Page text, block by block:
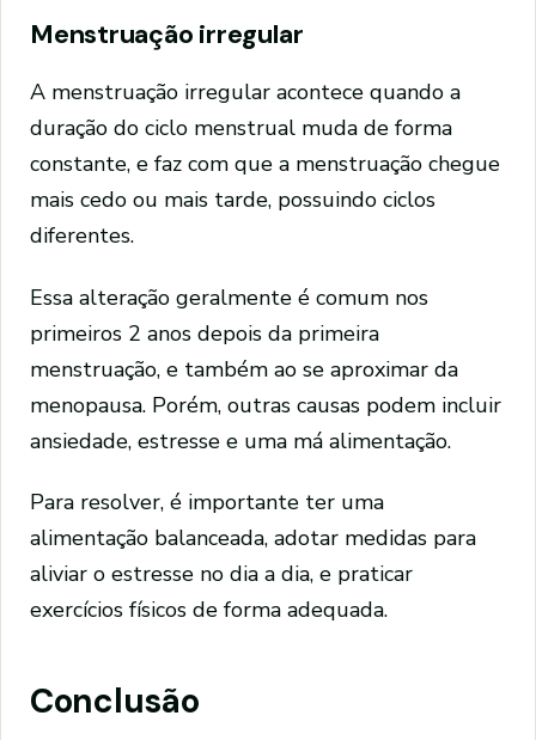
Menstruação irregular
A menstruação irregular acontece quando a
duração do ciclo menstrual muda de forma
constante, e faz com que a menstruação chegue
mais cedo ou mais tarde, possuindo ciclos
diferentes.
Essa alteração geralmente é comum nos
primeiros 2 anos depois da primeira
menstruação, e também ao se aproximar da
menopausa. Porém, outras causas podem incluir
ansiedade, estresse e uma má alimentação.
Para resolver, é importante ter uma
alimentação balanceada, adotar medidas para
aliviar o estresse no dia a dia, e praticar
exercícios físicos de forma adequada.
Conclusão